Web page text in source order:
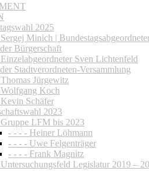
2025
Minich |
Bürgerschaft
Sven Lichtenfeld
Stadtverordneten-Versammlung
Jürgewitz
Koch
Schäfer
2023
LFM bis 2023
- - - - Heiner Löhmann
- - - - Uwe Felgenträger
- - - - Frank Magnitz
Legislatur 2019 –